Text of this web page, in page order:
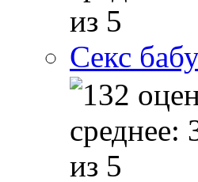
Секс